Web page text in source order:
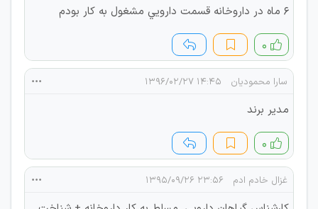
٦ ماه در داروخانه قسمت دارويي مشغول به كار بودم
۰
سارا محموديان ۱۴:۴۵ ۱۳۹۶/۰۲/۲۷
مدير برند
۰
غزال خادم ادم ۲۳:۵۶ ۱۳۹۵/۰۹/۲۶